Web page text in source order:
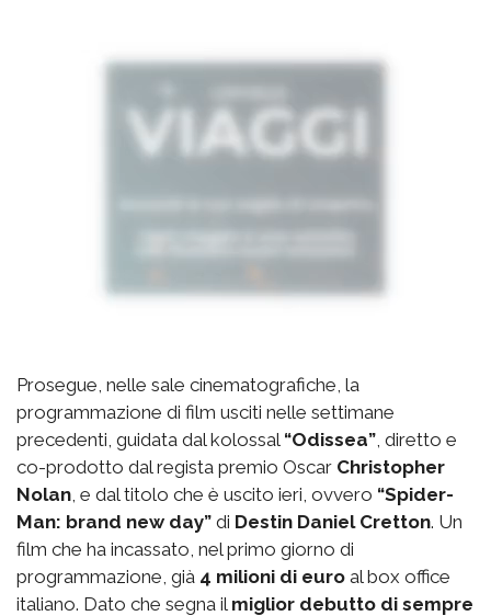
Prosegue, nelle sale cinematografiche, la
programmazione di film usciti nelle settimane
precedenti, guidata dal kolossal “Odissea” , diretto e
co-prodotto dal regista premio Oscar Christopher
Nolan , e dal titolo che è uscito ieri, ovvero “Spider-
Man: brand new day” di Destin Daniel Cretton. Un
film che ha incassato, nel primo giorno di
programmazione, già 4 milioni di euro al box office
italiano. Dato che segna il miglior debutto di sempre